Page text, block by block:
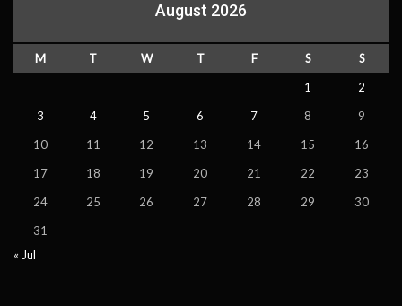
August 2026
M T W T F S
S
1
2
3
4 5 6 7 8
9
10
11 12 13 14 15
16
17
18 19 20 21 22
23
24
25 26 27 28 29
30
31
« Jul